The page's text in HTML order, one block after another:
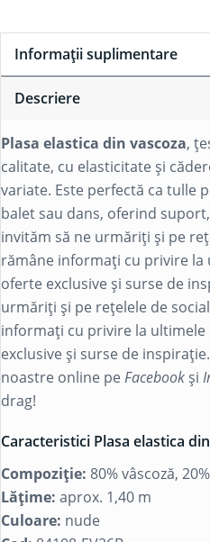
Descriere
Plasa elastica din vascoza,
calitate, cu elasticitate și
variate. Este perfectă ca tulle
balet sau dans, oferind
invităm să ne urmăriți și pe
rămâne informați cu privire
oferte exclusive și surse de
urmăriți și pe rețelele de
informați cu privire la
exclusive și surse de
noastre online peFacebook și
drag!
Caracteristici Plasa elastica
Compoziție: 80% vâscoză,
Lățime: aprox. 1,40 m
Culoare: nude
Informații suplimentare